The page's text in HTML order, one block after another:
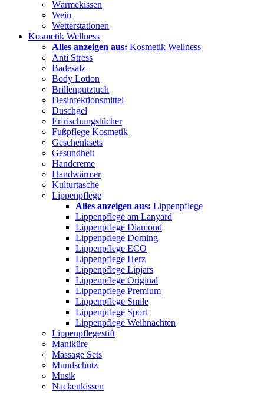
Wärmekissen
Wein
Wetterstationen
Kosmetik Wellness
Alles anzeigen aus: Kosmetik Wellness
Anti Stress
Badesalz
Body Lotion
Brillenputztuch
Desinfektionsmittel
Duschgel
Erfrischungstücher
Fußpflege Kosmetik
Geschenksets
Gesundheit
Handcreme
Handwärmer
Kulturtasche
Lippenpflege
Alles anzeigen aus: Lippenpflege
Lippenpflege am Lanyard
Lippenpflege Diamond
Lippenpflege Doming
Lippenpflege ECO
Lippenpflege Herz
Lippenpflege Lipjars
Lippenpflege Original
Lippenpflege Premium
Lippenpflege Smile
Lippenpflege Sport
Lippenpflege Weihnachten
Lippenpflegestift
Maniküre
Massage Sets
Mundschutz
Musik
Nackenkissen